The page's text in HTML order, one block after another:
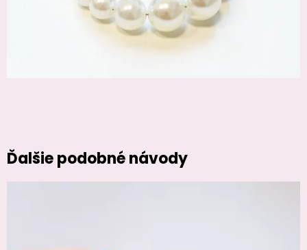
Ďalšie podobné návody